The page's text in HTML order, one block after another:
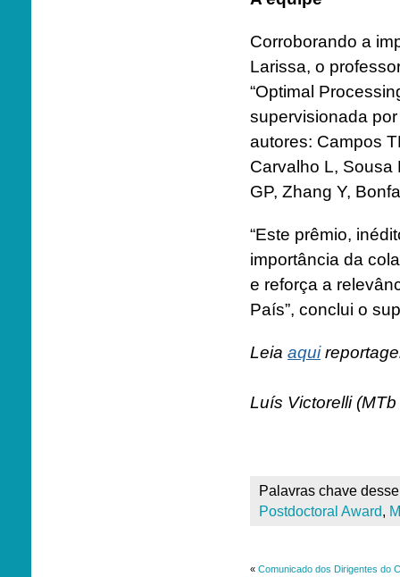
Corroborando a
Larissa, o
“Optimal
supervisionada
autores: Campos
Carvalho L, Sousa
GP, Zhang Y,
“Este prêmio,
importância da
e reforça a
País”, conclui o
Leia aqui
Luís Victorelli
Palavras chave
Postdoctoral Award,
« Comunicado dos Dirigentes do